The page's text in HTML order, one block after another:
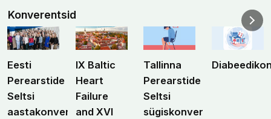
Konverentsid
Eesti
Perearstide
Seltsi
aastakonverents
IX Baltic
Heart
Failure
and XVI
Tallinna
Perearstide
Seltsi
sügiskonverents